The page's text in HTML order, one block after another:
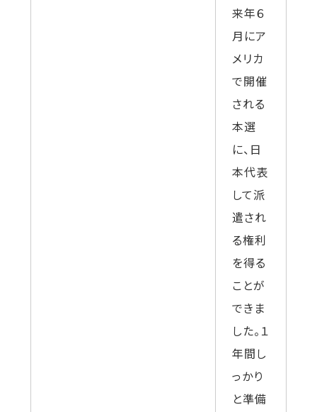
来年６
月にア
メリカ
で開催
される
本選
に、日
本代表
して派
遣され
る権利
を得る
ことが
できま
した。１
年間し
っかり
と準備